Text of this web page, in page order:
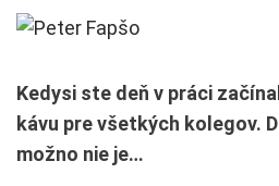
Kedysi ste deň v práci
kávu pre všetkých kolegov.
možno nie je…